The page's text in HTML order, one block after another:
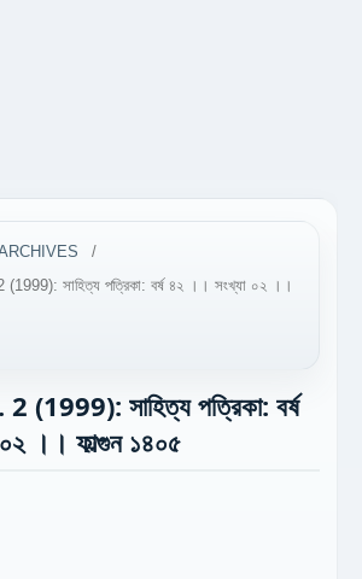
/
সাহিত্য পত্রিকা: বর্ষ ৪২ ।। সংখ্যা ০২ ।।
সাহিত্য পত্রিকা: বর্ষ
।। ফাল্গুন ১৪০৫